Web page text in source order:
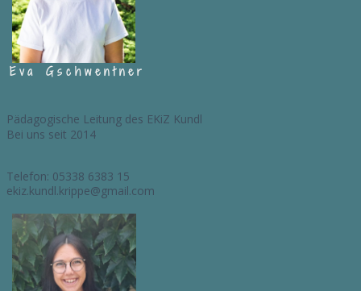
Eva Gschwentner
Pädagogische Leitung des EKiZ Kundl
Bei uns seit 2014
Telefon: 05338 6383 15
ekiz.kundl.krippe@gmail.com